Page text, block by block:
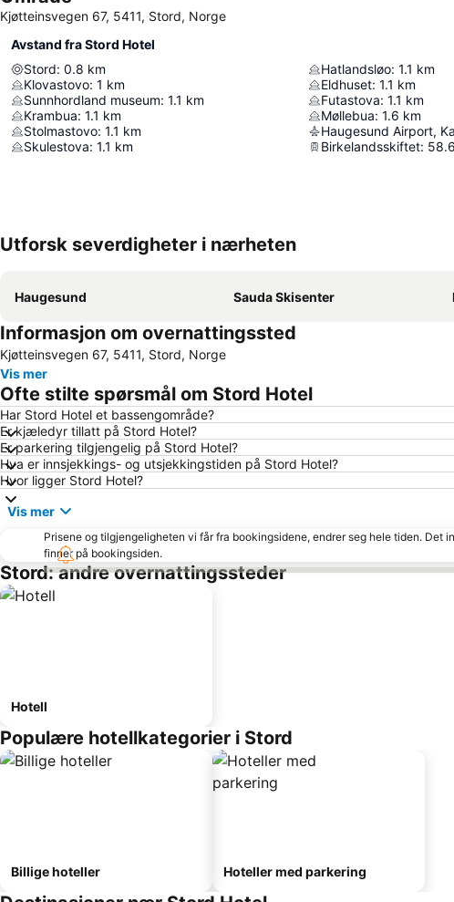
Kjøtteinsvegen 67, 5411, Stord, Norge
Avstand fra Stord Hotel
Stord: 0.8 km
Klovastovo: 1 km
Sunnhordland museum: 1.1 km
Krambua: 1.1 km
Stolmastovo: 1.1 km
Skulestova: 1.1 km
Hatlandsløo: 1.1 km
Eldhuset: 1.1 km
Futastova: 1.1 km
Møllebua: 1.6 km
Haugesund Airport,
Birkelandsskiftet: 58.6
Utforsk severdigheter i nærheten
Haugesund Sauda Skisenter
Informasjon om overnattingssted
Kjøtteinsvegen 67, 5411, Stord, Norge
Vis mer
Ofte stilte spørsmål om Stord Hotel
Har Stord Hotel et bassengområde?
Er kjæledyr tillatt på Stord Hotel?
Er parkering tilgjengelig på Stord Hotel?
Hva er innsjekkings- og utsjekkingstiden på Stord Hotel?
Hvor ligger Stord Hotel?
Vis mer
Prisene og tilgjengeligheten vi får fra bookingsidene, endrer seg hele tiden.
finner på bookingsiden.
Stord: andre overnattingssteder
Hotell
Populære hotellkategorier i Stord
Billige hoteller Hoteller med parkering